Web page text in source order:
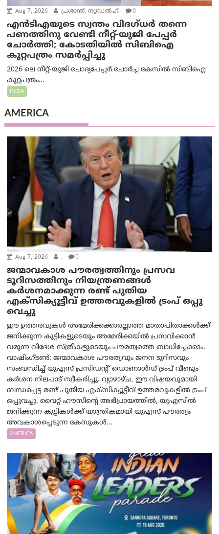
Aug 7, 2026 പ്രശാന്ത്, ന്യൂഡല്‍ഹി 0
എൻ‌ടി‌എയുടെ സ്വന്തം വിദഗ്ധർ തന്നെ
പണത്തിനു വേണ്ടി നീറ്റ്-യു‌ജി പേപ്പർ
ചോർത്തി; കോടതിയില്‍ സിബിഐ
കുറ്റപത്രം സമര്‍പ്പിച്ചു
2026 ലെ നീറ്റ്-യുജി ചോദ്യപേപ്പർ ചോർച്ച കേസിൽ സിബിഐ
കുറ്റപത്രം...
INDIA
AMERICA
Aug 7, 2026 . 0
ജന്മാവകാശ പൗരത്വത്തിനും പ്രസവ
ടൂറിസത്തിനും നിയന്ത്രണങ്ങൾ
കർശനമാക്കുന്ന രണ്ട് പുതിയ
എക്സിക്യൂട്ടീവ് ഉത്തരവുകളിൽ ട്രംപ് ഒപ്പു
വെച്ചു
ഈ ഉത്തരവുകൾ അമേരിക്കക്കാരല്ലാത്ത മാതാപിതാക്കൾക്ക്
ജനിക്കുന്ന കുട്ടികളുടെയും അമേരിക്കയിൽ പ്രസവിക്കാൻ
വരുന്ന വിദേശ സ്ത്രീകളുടെയും പൗരത്വത്തെ ബാധിച്ചേക്കാം.
വാഷിംഗ്ടണ്‍: ജന്മാവകാശ പൗരത്വവും ജനന ടൂറിസവും
സംബന്ധിച്ച് യുഎസ് പ്രസിഡന്റ് ഡൊണാൾഡ് ട്രംപ് വീണ്ടും
കർശന നിലപാട് സ്വീകരിച്ചു. വ്യാഴാഴ്ച, ഈ വിഷയവുമായി
ബന്ധപ്പെട്ട രണ്ട് പുതിയ എക്സിക്യൂട്ടീവ് ഉത്തരവുകളിൽ ട്രംപ്
ഒപ്പുവച്ചു. വൈറ്റ് ഹൗസിന്റെ അഭിപ്രായത്തിൽ, യുഎസിൽ
ജനിക്കുന്ന കുട്ടികൾക്ക് യാന്ത്രികമായി യുഎസ് പൗരത്വം
അവകാശപ്പെടുന്ന കേസുകൾ...
AMERICA